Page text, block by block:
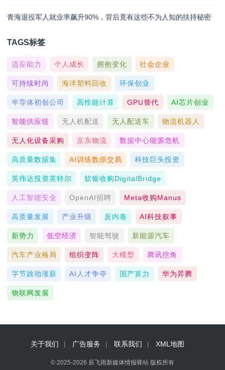
青海退役军人就业率飙升90%，背后竟有这些不为人知的扶持秘密
TAGS标签
适应能力 个人成长 拥抱变化 社会企业
可持续时尚 海洋塑料回收 环保创业
半导体初创公司 高性能计算 GPU替代 AI芯片创业
智能供应链 无人机配送 无人配送车 物流机器人
无人化设备采购 京东物流 数据中心能源危机
高质量数据集 AI训练数据交易 科技巨头投资
英伟达投资英特尔 软银收购DigitalBridge
人工智能安全 OpenAI招聘 Meta收购Manus
高质量发展 产业升级 反内卷 AI科技叙事
新势力 低空经济 智能驾驶 新能源汽车
汽车产业格局 组织变阵 大模型 腾讯挖角
字节跳动涨薪 AI人才争夺 国产算力 华为昇腾
物联网发展
关于我们 广告服务 联系我们 XML地图
© 2025-2026 辰飞雨新媒体情报驿站 版权所有